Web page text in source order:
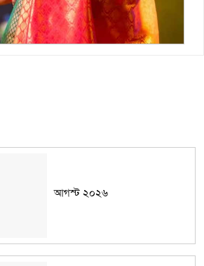
আগস্ট ২০২৬